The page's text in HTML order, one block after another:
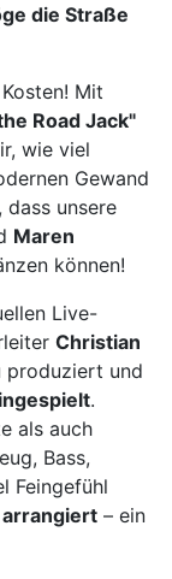
die Straße
Mit
Road Jack"
wie viel
Gewand
dass unsere
Maren
können!
Live-
Christian
produziert und
.
als auch
Bass,
Feingefühl
– ein